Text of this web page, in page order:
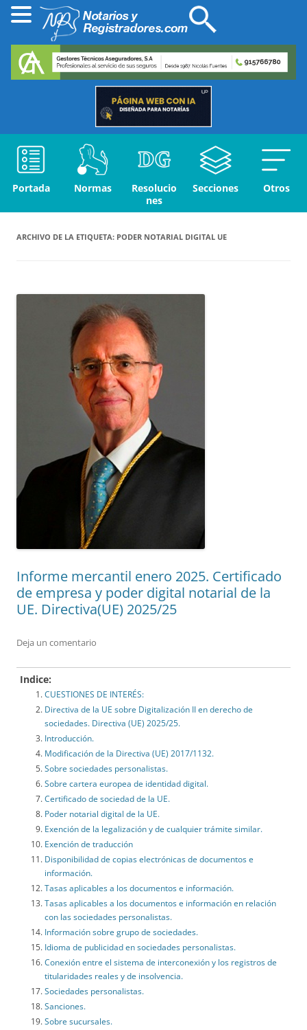
Portada Normas
Resolucio
nes
Secciones Otros
ARCHIVO DE LA ETIQUETA: PODER NOTARIAL DIGITAL UE
Informe mercantil enero 2025. Certificado
de empresa y poder digital notarial de la
UE. Directiva(UE) 2025/25
Deja un comentario
Indice:
CUESTIONES DE INTERÉS:
Directiva de la UE sobre Digitalización II en derecho de
sociedades. Directiva (UE) 2025/25.
Introducción.
Modificación de la Directiva (UE) 2017/1132.
Sobre sociedades personalistas.
Sobre cartera europea de identidad digital.
Certificado de sociedad de la UE.
Poder notarial digital de la UE.
Exención de la legalización y de cualquier trámite similar.
Exención de traducción
Disponibilidad de copias electrónicas de documentos e
información.
Tasas aplicables a los documentos e información.
Tasas aplicables a los documentos e información en relación
con las sociedades personalistas.
Información sobre grupo de sociedades.
Idioma de publicidad en sociedades personalistas.
Conexión entre el sistema de interconexión y los registros de
titularidades reales y de insolvencia.
Sociedades personalistas.
Sanciones.
Sobre sucursales.